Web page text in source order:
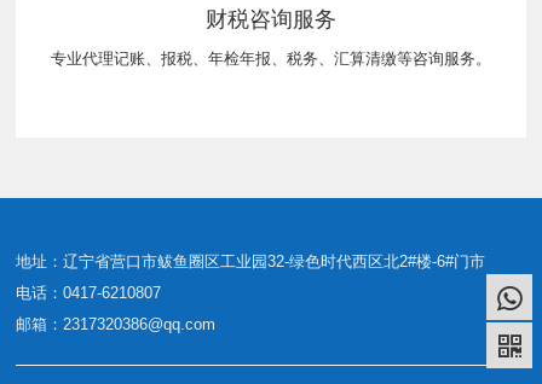
财税咨询服务
专业代理记账、报税、年检年报、税务、汇算清缴等咨询服务。
地址：辽宁省营口市鲅鱼圈区工业园32-绿色时代西区北2#楼-6#门市
电话：0417-6210807
邮箱：2317320386@qq.com